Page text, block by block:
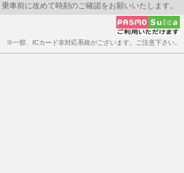
車前に改めて時刻のご確認をお願いいたします。
※一部、ICカード非対応系統がございます。ご注意下さい。